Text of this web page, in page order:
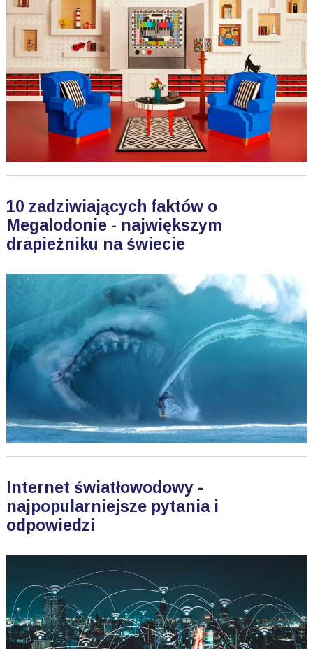
10 zadziwiających faktów o
Megalodonie - największym
drapieżniku na świecie
Internet światłowodowy -
najpopularniejsze pytania i
odpowiedzi